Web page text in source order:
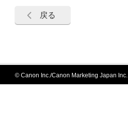
戻る
© Canon Inc./Canon Marketing Japan Inc.